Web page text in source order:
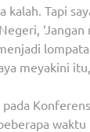
kalah. Tapi
‘Jangan
meyakini
waktu